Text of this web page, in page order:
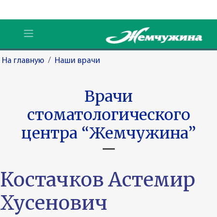
На главную / Наши врачи
Врачи
стоматологического
центра “Жемчужина”
Костачков Астемир
Хусенович